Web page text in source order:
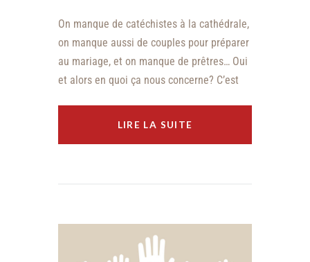
On manque de catéchistes à la cathédrale,
on manque aussi de couples pour préparer
au mariage, et on manque de prêtres… Oui
et alors en quoi ça nous concerne? C’est
LIRE LA SUITE